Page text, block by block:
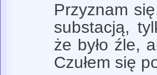
Przyznam
substacją,
że było źle,
Czułem się